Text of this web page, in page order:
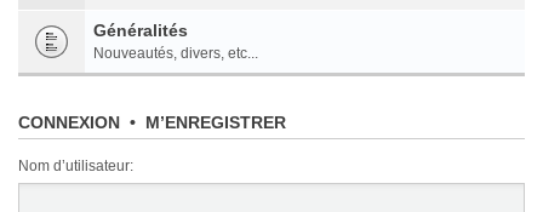
Généralités
Nouveautés, divers, etc...
CONNEXION • M’ENREGISTRER
Nom d’utilisateur: